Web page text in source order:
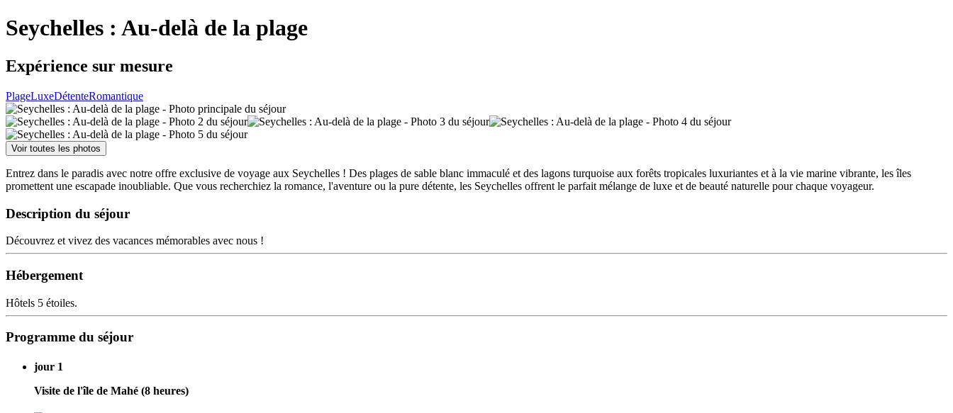
Seychelles : Au-delà de la plage
Expérience sur mesure
PlageLuxeDétenteRomantique
Voir toutes les photos
Entrez dans le paradis avec notre offre exclusive de voyage aux Seychelles ! Des plages de sable blanc immaculé et des lagons turquoise aux forêts tropicales luxuriantes et à la vie marine vibrante, les îles
promettent une escapade inoubliable. Que vous recherchiez la romance, l'aventure ou la pure détente, les Seychelles offrent le parfait mélange de luxe et de beauté naturelle pour chaque voyageur.
Description du séjour
Découvrez et vivez des vacances mémorables avec nous !
Hébergement
Hôtels 5 étoiles.
Programme du séjour
jour 1
Visite de l'île de Mahé (8 heures)